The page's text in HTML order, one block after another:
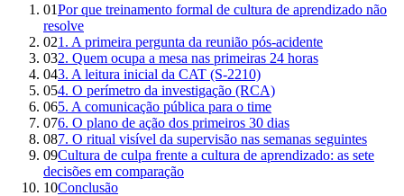
01Por que treinamento formal de cultura de aprendizado não
resolve
021. A primeira pergunta da reunião pós-acidente
032. Quem ocupa a mesa nas primeiras 24 horas
043. A leitura inicial da CAT (S-2210)
054. O perímetro da investigação (RCA)
065. A comunicação pública para o time
076. O plano de ação dos primeiros 30 dias
087. O ritual visível da supervisão nas semanas seguintes
09Cultura de culpa frente a cultura de aprendizado: as sete
decisões em comparação
10Conclusão